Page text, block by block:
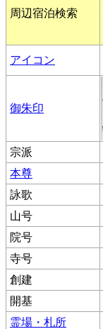
周辺宿泊検索
アイコン
御朱印
宗派
本尊
詠歌
山号
院号
寺号
創建
開基
霊場・札所